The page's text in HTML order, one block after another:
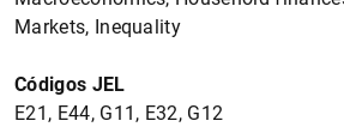
Markets, Inequality
Códigos JEL
E21, E44, G11, E32, G12